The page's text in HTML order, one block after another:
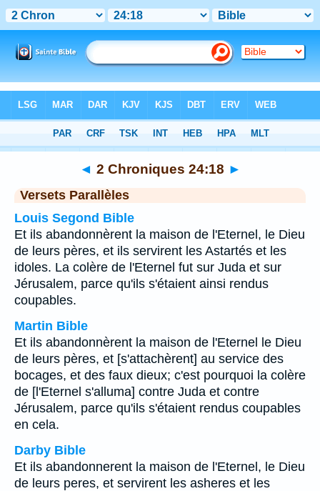
>Chapitre 24 > Verset 18
◄ 2 Chroniques 24:18 ►
Versets Parallèles
Louis Segond Bible
Et ils abandonnèrent la maison de l'Eternel, le Dieu
de leurs pères, et ils servirent les Astartés et les
idoles. La colère de l'Eternel fut sur Juda et sur
Jérusalem, parce qu'ils s'étaient ainsi rendus
coupables.
Martin Bible
Et ils abandonnèrent la maison de l'Eternel le Dieu
de leurs pères, et [s'attachèrent] au service des
bocages, et des faux dieux; c'est pourquoi la colère
de [l'Eternel s'alluma] contre Juda et contre
Jérusalem, parce qu'ils s'étaient rendus coupables
en cela.
Darby Bible
Et ils abandonnerent la maison de l'Eternel, le Dieu
de leurs peres, et servirent les asheres et les